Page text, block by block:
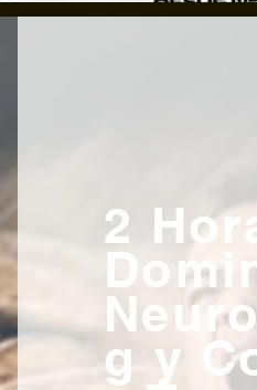
marco de Networking
en Quito Ecuador
is closed
2
g y